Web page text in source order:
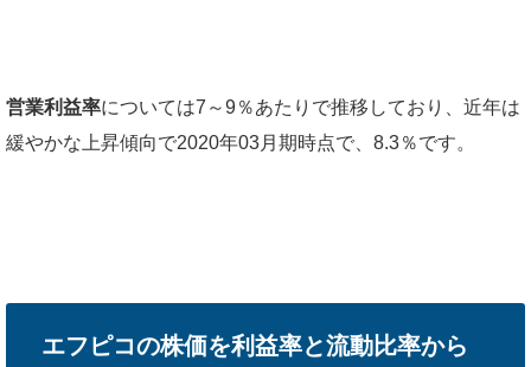
営業利益率については7～9％あたりで推移しており、近年は
緩やかな上昇傾向で2020年03月期時点で、8.3％です。
エフピコの株価を利益率と流動比率から